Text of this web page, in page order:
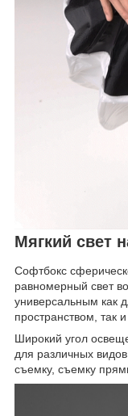
Мягкий свет
Софтбокс
равномерный свет
универсальным как
пространством, так
Широкий угол
для различных
съемку, съемку